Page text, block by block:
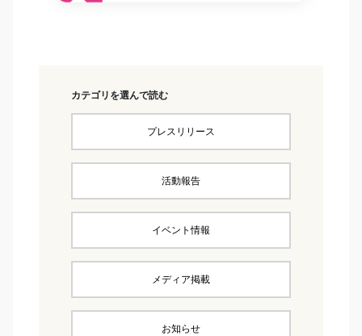
カテゴリを選んで読む
プレスリリース
活動報告
イベント情報
メディア掲載
お知らせ